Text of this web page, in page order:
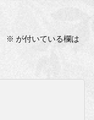
※ が付いている欄は